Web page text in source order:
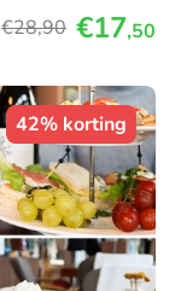
€28,90 €17,50
42% korting